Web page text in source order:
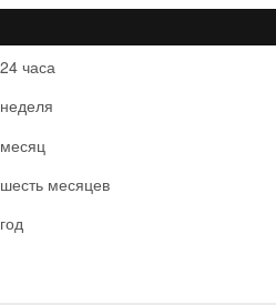
часа
месяцев